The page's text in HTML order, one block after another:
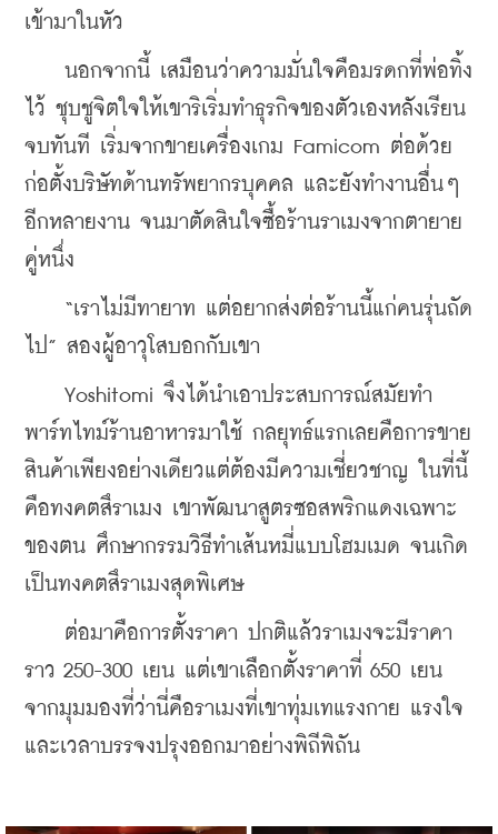
เข้ามาในหัว
นอกจากนี้ เสมือนว่าความมั่นใจคือมรดกที่พ่อทิ้ง
ไว้ ชุบชูจิตใจให้เขาริเริ่มทำธุรกิจของตัวเองหลังเรียน
จบทันที เริ่มจากขายเครื่องเกม Famicom ต่อด้วย
ก่อตั้งบริษัทด้านทรัพยากรบุคคล และยังทำงานอื่นๆ
อีกหลายงาน จนมาตัดสินใจซื้อร้านราเมงจากตายาย
คู่หนึ่ง
“เราไม่มีทายาท แต่อยากส่งต่อร้านนี้แก่คนรุ่นถัด
ไป” สองผู้อาวุโสบอกกับเขา
Yoshitomi จึงได้นำเอาประสบการณ์สมัยทำ
พาร์ทไทม์ร้านอาหารมาใช้ กลยุทธ์แรกเลยคือการขาย
สินค้าเพียงอย่างเดียวแต่ต้องมีความเชี่ยวชาญ ในที่นี้
คือทงคตสึราเมง เขาพัฒนาสูตรซอสพริกแดงเฉพาะ
ของตน ศึกษากรรมวิธีทำเส้นหมี่แบบโฮมเมด จนเกิด
เป็นทงคตสึราเมงสุดพิเศษ
ต่อมาคือการตั้งราคา ปกติแล้วราเมงจะมีราคา
ราว 250-300 เยน แต่เขาเลือกตั้งราคาที่ 650 เยน
จากมุมมองที่ว่านี่คือราเมงที่เขาทุ่มเทแรงกาย แรงใจ
และเวลาบรรจงปรุงออกมาอย่างพิถีพิถัน